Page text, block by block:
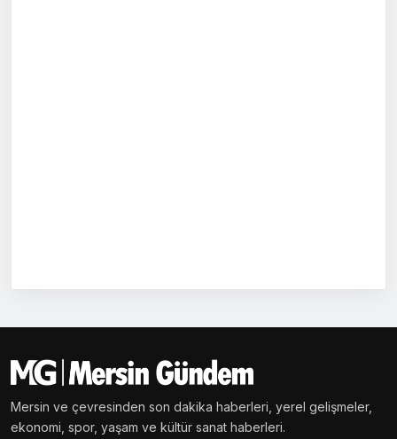
Mersin ve çevresinden son dakika haberleri, yerel gelişmeler,
ekonomi, spor, yaşam ve kültür sanat haberleri.